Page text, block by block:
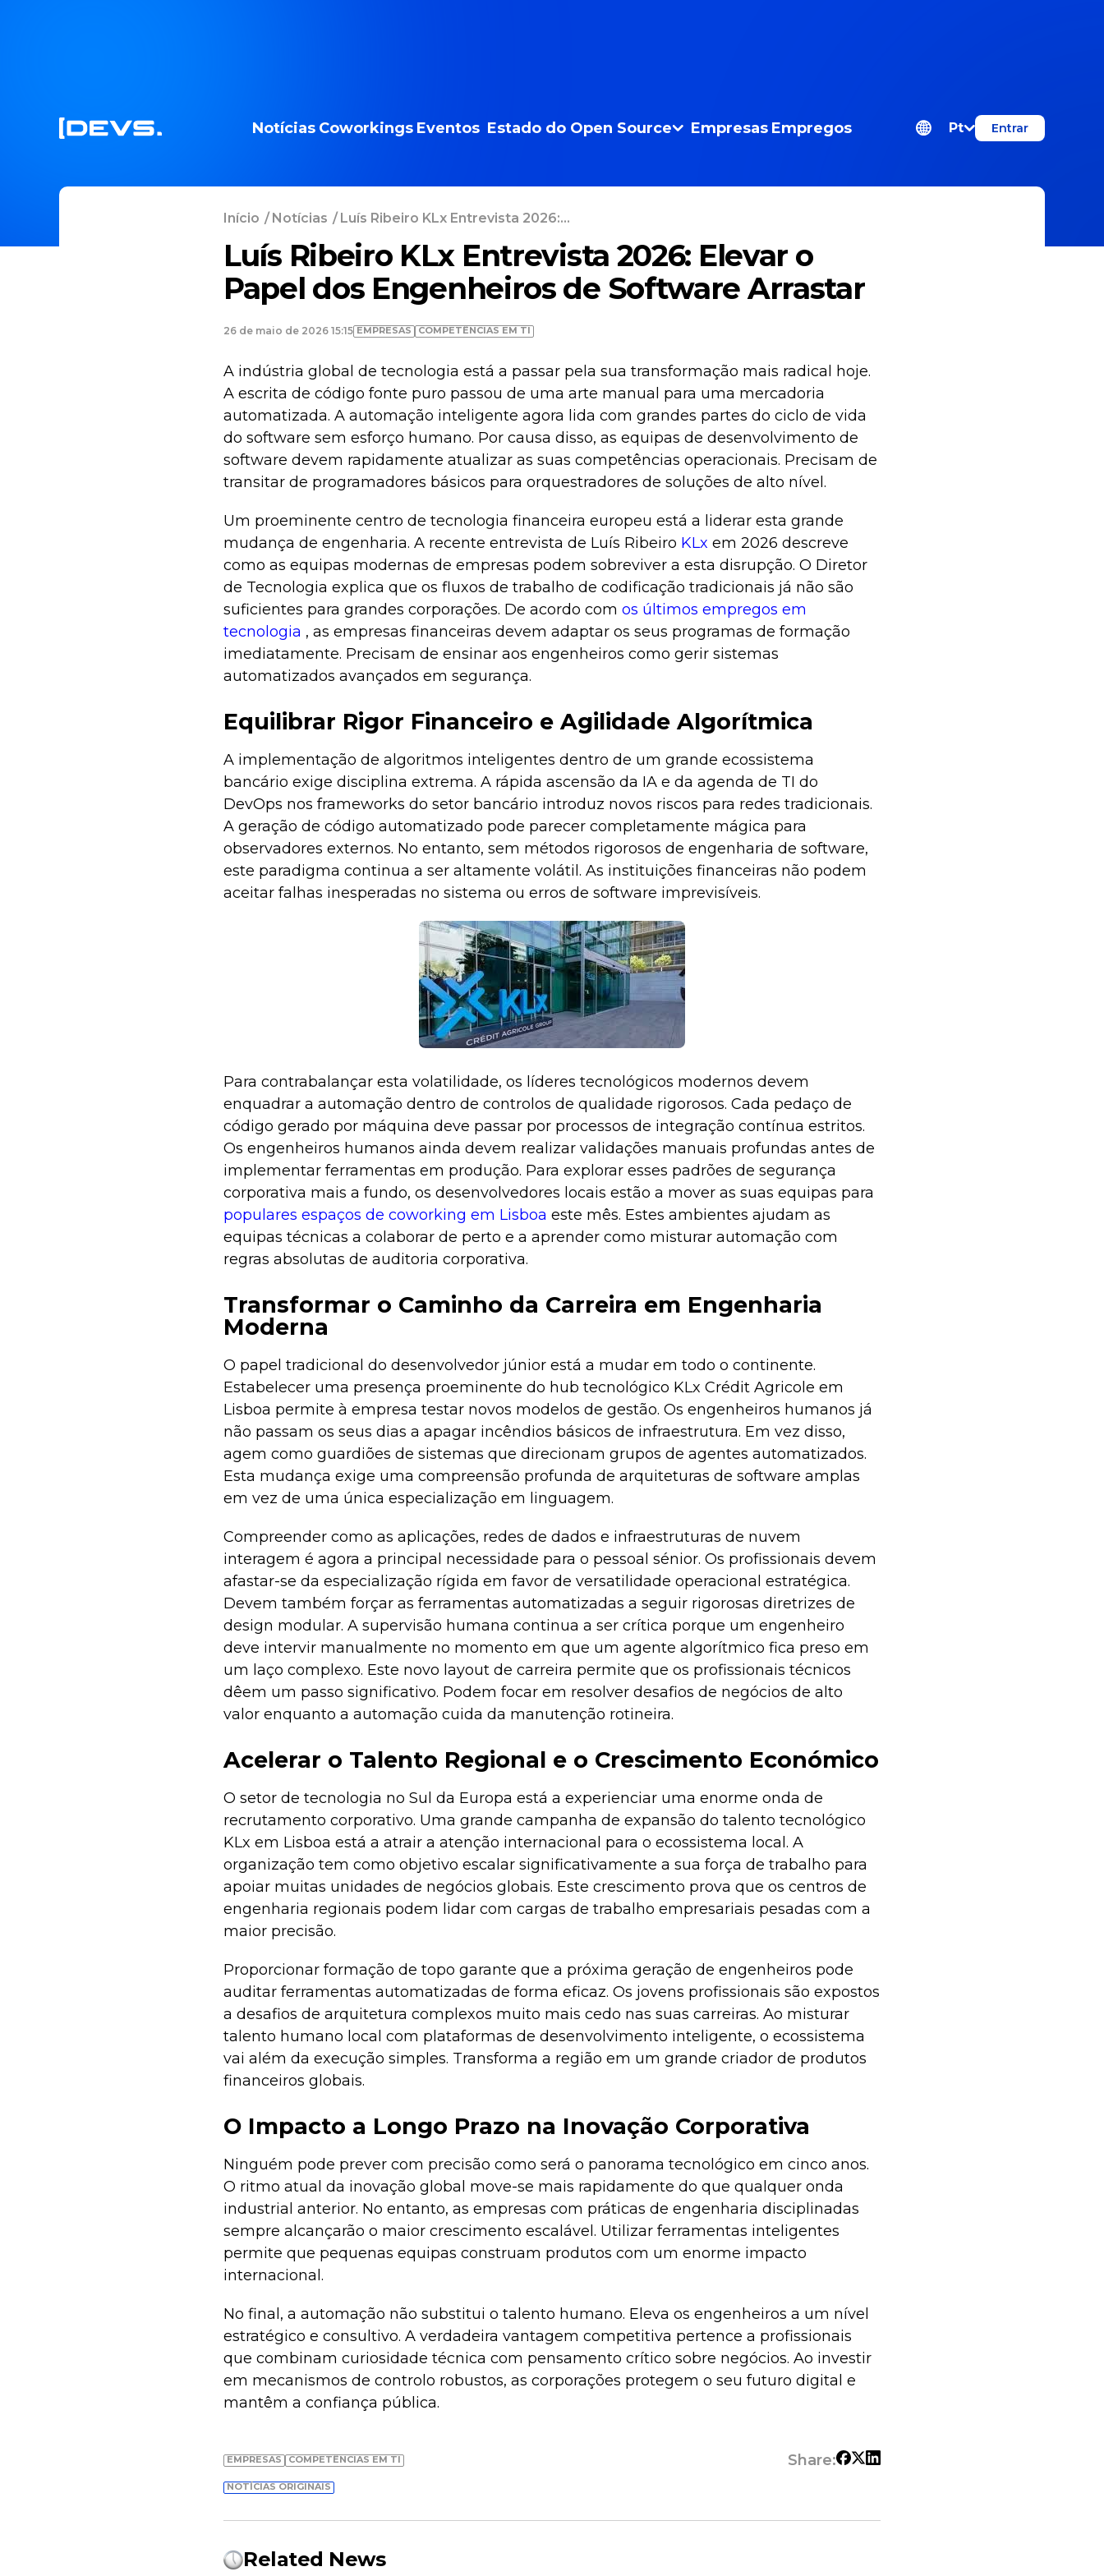
Notícias Coworkings Eventos Estado do Open Source Empresas Empregos Pt Entrar
Início /Notícias / Luís Ribeiro KLx Entrevista 2026:...
Luís Ribeiro KLx Entrevista 2026: Elevar o
Papel dos Engenheiros de Software Arrastar
26 de maio de 2026 15:15 EMPRESAS COMPETÊNCIAS EM TI
A indústria global de tecnologia está a passar pela sua transformação mais radical hoje.
A escrita de código fonte puro passou de uma arte manual para uma mercadoria
automatizada. A automação inteligente agora lida com grandes partes do ciclo de vida
do software sem esforço humano. Por causa disso, as equipas de desenvolvimento de
software devem rapidamente atualizar as suas competências operacionais. Precisam de
transitar de programadores básicos para orquestradores de soluções de alto nível.
Um proeminente centro de tecnologia financeira europeu está a liderar esta grande
mudança de engenharia. A recente entrevista de Luís Ribeiro KLx em 2026 descreve
como as equipas modernas de empresas podem sobreviver a esta disrupção. O Diretor
de Tecnologia explica que os fluxos de trabalho de codificação tradicionais já não são
suficientes para grandes corporações. De acordo com os últimos empregos em
tecnologia , as empresas financeiras devem adaptar os seus programas de formação
imediatamente. Precisam de ensinar aos engenheiros como gerir sistemas
automatizados avançados em segurança.
Equilibrar Rigor Financeiro e Agilidade Algorítmica
A implementação de algoritmos inteligentes dentro de um grande ecossistema
bancário exige disciplina extrema. A rápida ascensão da IA e da agenda de TI do
DevOps nos frameworks do setor bancário introduz novos riscos para redes tradicionais.
A geração de código automatizado pode parecer completamente mágica para
observadores externos. No entanto, sem métodos rigorosos de engenharia de software,
este paradigma continua a ser altamente volátil. As instituições financeiras não podem
aceitar falhas inesperadas no sistema ou erros de software imprevisíveis.
Para contrabalançar esta volatilidade, os líderes tecnológicos modernos devem
enquadrar a automação dentro de controlos de qualidade rigorosos. Cada pedaço de
código gerado por máquina deve passar por processos de integração contínua estritos.
Os engenheiros humanos ainda devem realizar validações manuais profundas antes de
implementar ferramentas em produção. Para explorar esses padrões de segurança
corporativa mais a fundo, os desenvolvedores locais estão a mover as suas equipas para
populares espaços de coworking em Lisboa este mês. Estes ambientes ajudam as
equipas técnicas a colaborar de perto e a aprender como misturar automação com
regras absolutas de auditoria corporativa.
Transformar o Caminho da Carreira em Engenharia
Moderna
O papel tradicional do desenvolvedor júnior está a mudar em todo o continente.
Estabelecer uma presença proeminente do hub tecnológico KLx Crédit Agricole em
Lisboa permite à empresa testar novos modelos de gestão. Os engenheiros humanos já
não passam os seus dias a apagar incêndios básicos de infraestrutura. Em vez disso,
agem como guardiões de sistemas que direcionam grupos de agentes automatizados.
Esta mudança exige uma compreensão profunda de arquiteturas de software amplas
em vez de uma única especialização em linguagem.
Compreender como as aplicações, redes de dados e infraestruturas de nuvem
interagem é agora a principal necessidade para o pessoal sénior. Os profissionais devem
afastar-se da especialização rígida em favor de versatilidade operacional estratégica.
Devem também forçar as ferramentas automatizadas a seguir rigorosas diretrizes de
design modular. A supervisão humana continua a ser crítica porque um engenheiro
deve intervir manualmente no momento em que um agente algorítmico fica preso em
um laço complexo. Este novo layout de carreira permite que os profissionais técnicos
dêem um passo significativo. Podem focar em resolver desafios de negócios de alto
valor enquanto a automação cuida da manutenção rotineira.
Acelerar o Talento Regional e o Crescimento Económico
O setor de tecnologia no Sul da Europa está a experienciar uma enorme onda de
recrutamento corporativo. Uma grande campanha de expansão do talento tecnológico
KLx em Lisboa está a atrair a atenção internacional para o ecossistema local. A
organização tem como objetivo escalar significativamente a sua força de trabalho para
apoiar muitas unidades de negócios globais. Este crescimento prova que os centros de
engenharia regionais podem lidar com cargas de trabalho empresariais pesadas com a
maior precisão.
Proporcionar formação de topo garante que a próxima geração de engenheiros pode
auditar ferramentas automatizadas de forma eficaz. Os jovens profissionais são expostos
a desafios de arquitetura complexos muito mais cedo nas suas carreiras. Ao misturar
talento humano local com plataformas de desenvolvimento inteligente, o ecossistema
vai além da execução simples. Transforma a região em um grande criador de produtos
financeiros globais.
O Impacto a Longo Prazo na Inovação Corporativa
Ninguém pode prever com precisão como será o panorama tecnológico em cinco anos.
O ritmo atual da inovação global move-se mais rapidamente do que qualquer onda
industrial anterior. No entanto, as empresas com práticas de engenharia disciplinadas
sempre alcançarão o maior crescimento escalável. Utilizar ferramentas inteligentes
permite que pequenas equipas construam produtos com um enorme impacto
internacional.
No final, a automação não substitui o talento humano. Eleva os engenheiros a um nível
estratégico e consultivo. A verdadeira vantagem competitiva pertence a profissionais
que combinam curiosidade técnica com pensamento crítico sobre negócios. Ao investir
em mecanismos de controlo robustos, as corporações protegem o seu futuro digital e
mantêm a confiança pública.
EMPRESAS COMPETÊNCIAS EM TI Share:
NOTÍCIAS ORIGINAIS
Related News